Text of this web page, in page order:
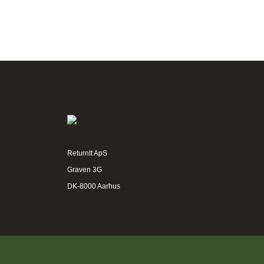
ReturnIt ApS
Graven 3G
DK-8000 Aarhus